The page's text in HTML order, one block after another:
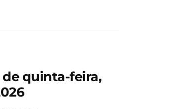
quinta-feira,